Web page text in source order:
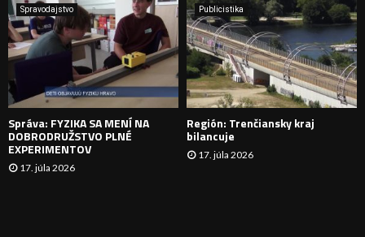
A
N
I
E
Spravodajstvo
Správa: FYZIKA SA MENÍ NA
DOBRODRUŽSTVO PLNÉ
EXPERIMENTOV
17. júla 2026
Publicistika
Región: Trenčiansky kraj
bilancuje
17. júla 2026